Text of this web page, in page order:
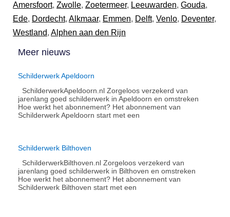
Amersfoort, Zwolle, Zoetermeer, Leeuwarden, Gouda,
Ede, Dordecht, Alkmaar, Emmen, Delft, Venlo, Deventer,
Westland, Alphen aan den Rijn
Meer nieuws
Schilderwerk Apeldoorn
SchilderwerkApeldoorn.nl Zorgeloos verzekerd van
jarenlang goed schilderwerk in Apeldoorn en omstreken
Hoe werkt het abonnement?​ Het abonnement van
Schilderwerk Apeldoorn start met een
Schilderwerk Bilthoven
SchilderwerkBilthoven.nl Zorgeloos verzekerd van
jarenlang goed schilderwerk in Bilthoven en omstreken
Hoe werkt het abonnement?​ Het abonnement van
Schilderwerk Bilthoven start met een